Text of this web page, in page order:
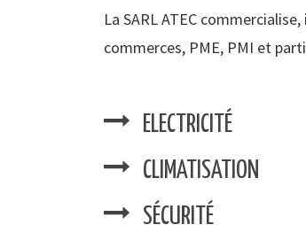
La SARL ATEC
commerces, PME, PMI et
ELECTRICITÉ
CLIMATISATION
SÉCURITÉ